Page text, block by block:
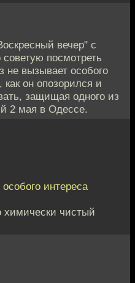
вечер" с
посмотреть
не вызывает особого
как он опозорился и
защищая одного из
2 мая в Одессе.
интереса
химически чистый